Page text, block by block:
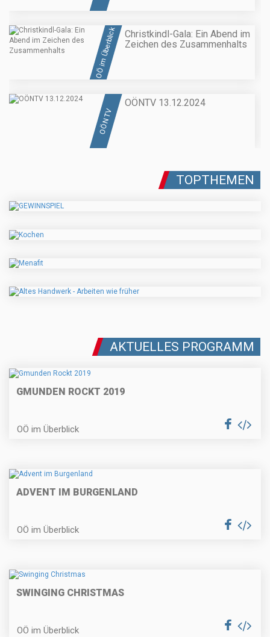
OÖ im Überblick
Christkindl-Gala: Ein Abend im
Zeichen des Zusammenhalts
OÖN TV
OÖNTV 13.12.2024
TOPTHEMEN
AKTUELLES PROGRAMM
GMUNDEN ROCKT 2019
OÖ im Überblick
ADVENT IM BURGENLAND
OÖ im Überblick
SWINGING CHRISTMAS
OÖ im Überblick